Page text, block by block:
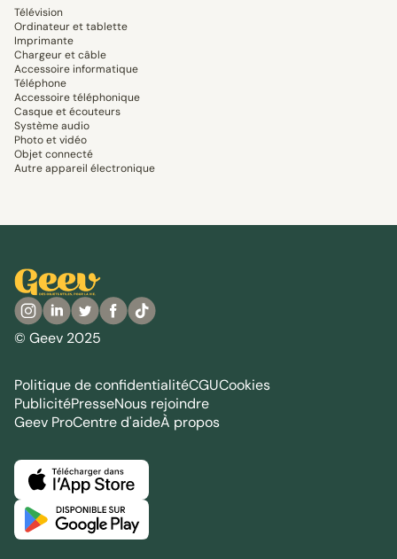
Télévision
Ordinateur et tablette
Imprimante
Chargeur et câble
Accessoire informatique
Téléphone
Accessoire téléphonique
Casque et écouteurs
Système audio
Photo et vidéo
Objet connecté
Autre appareil électronique
© Geev 2025
Politique de confidentialitéCGUCookies
PublicitéPresseNous rejoindre
Geev ProCentre d'aideÀ propos